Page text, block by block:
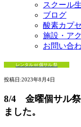
スクール
ブログ
酸素カプ
施設・ア
お問い合
レンタル or 個サル 祭
投稿日:2023年8月4日
8/4 金曜個サル
ました。